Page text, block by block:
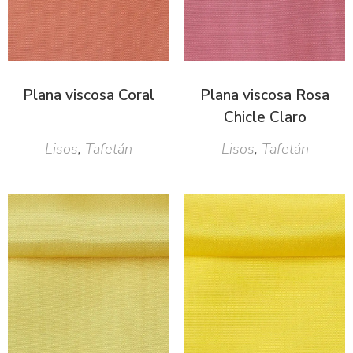
Plana viscosa Coral
Lisos, Tafetán
Plana viscosa Rosa
Chicle Claro
Lisos, Tafetán